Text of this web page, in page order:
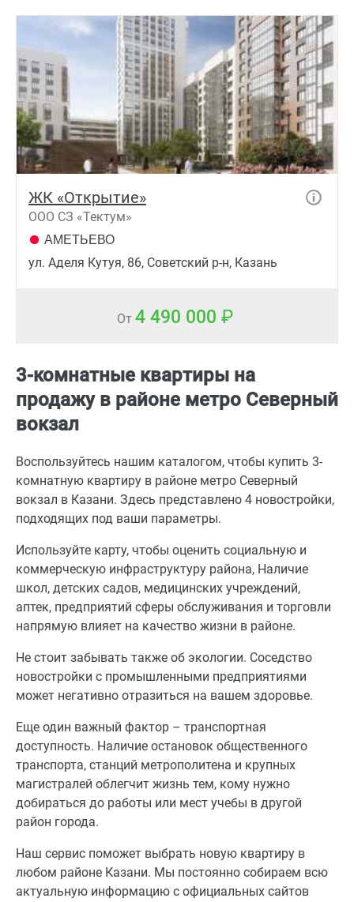
ЖК «Открытие»
ООО СЗ «Тектум»
АМЕТЬЕВО
ул. Аделя Кутуя, 86, Советский р-н, Казань
От 4 490 000
3-комнатные квартиры на
продажу в районе метро Северный
вокзал
Воспользуйтесь нашим каталогом, чтобы купить 3-
комнатную квартиру в районе метро Северный
вокзал в Казани. Здесь представлено 4 новостройки,
подходящих под ваши параметры.
Используйте карту, чтобы оценить социальную и
коммерческую инфраструктуру района, Наличие
школ, детских садов, медицинских учреждений,
аптек, предприятий сферы обслуживания и торговли
напрямую влияет на качество жизни в районе.
Не стоит забывать также об экологии. Соседство
новостройки с промышленными предприятиями
может негативно отразиться на вашем здоровье.
Еще один важный фактор – транспортная
доступность. Наличие остановок общественного
транспорта, станций метрополитена и крупных
магистралей облегчит жизнь тем, кому нужно
добираться до работы или мест учебы в другой
район города.
Наш сервис поможет выбрать новую квартиру в
любом районе Казани. Мы постоянно собираем всю
актуальную информацию с официальных сайтов